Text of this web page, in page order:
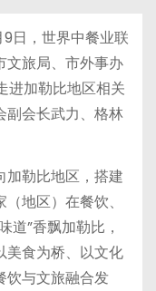
日，世界中餐业联
文旅局、市外事办
进加勒比地区相关
副会长武力、格林
加勒比地区，搭建
地区）在餐饮、
道”香飘加勒比，
美食为桥、以文化
饮与文旅融合发